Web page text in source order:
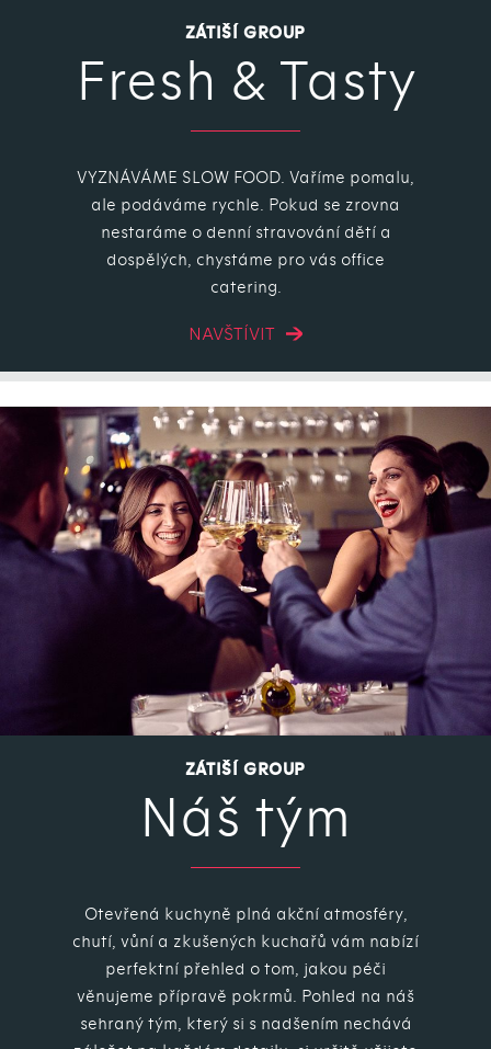
ZÁTIŠÍ GROUP
Fresh & Tasty
VYZNÁVÁME SLOW FOOD. Vaříme pomalu,
ale podáváme rychle. Pokud se zrovna
nestaráme o denní stravování dětí a
dospělých, chystáme pro vás office
catering.
NAVŠTÍVIT
ZÁTIŠÍ GROUP
Náš tým
Otevřená kuchyně plná akční atmosféry,
chutí, vůní a zkušených kuchařů vám nabízí
perfektní přehled o tom, jakou péči
věnujeme přípravě pokrmů. Pohled na náš
sehraný tým, který si s nadšením nechává